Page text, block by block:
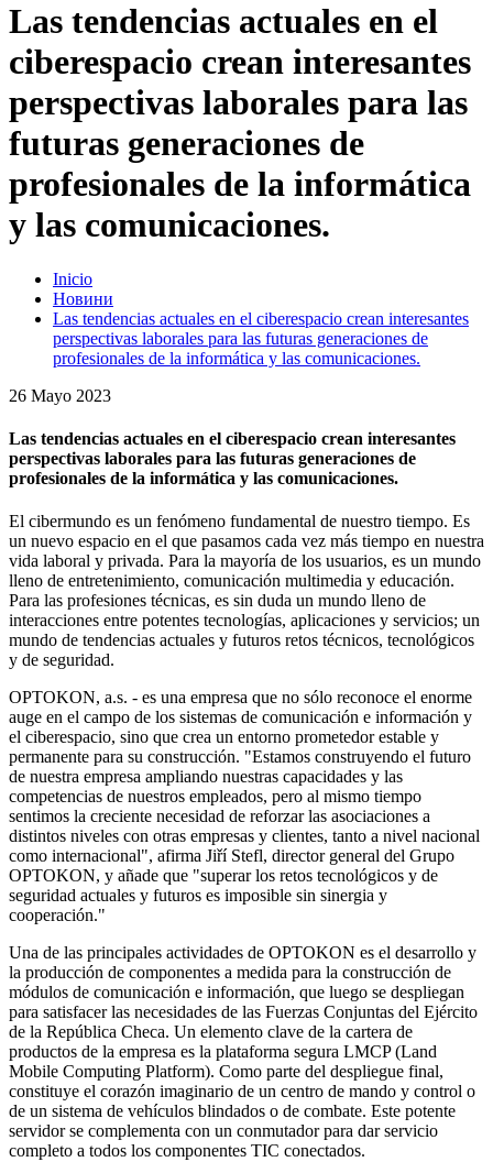
Las tendencias actuales en el
ciberespacio crean interesantes
perspectivas laborales para las
futuras generaciones de
profesionales de la informática
y las comunicaciones.
Inicio
Новини
Las tendencias actuales en el ciberespacio crean interesantes
perspectivas laborales para las futuras generaciones de
profesionales de la informática y las comunicaciones.
26 Mayo 2023
Las tendencias actuales en el ciberespacio crean interesantes
perspectivas laborales para las futuras generaciones de
profesionales de la informática y las comunicaciones.
El cibermundo es un fenómeno fundamental de nuestro tiempo. Es
un nuevo espacio en el que pasamos cada vez más tiempo en nuestra
vida laboral y privada. Para la mayoría de los usuarios, es un mundo
lleno de entretenimiento, comunicación multimedia y educación.
Para las profesiones técnicas, es sin duda un mundo lleno de
interacciones entre potentes tecnologías, aplicaciones y servicios; un
mundo de tendencias actuales y futuros retos técnicos, tecnológicos
y de seguridad.
OPTOKON, a.s. - es una empresa que no sólo reconoce el enorme
auge en el campo de los sistemas de comunicación e información y
el ciberespacio, sino que crea un entorno prometedor estable y
permanente para su construcción. "Estamos construyendo el futuro
de nuestra empresa ampliando nuestras capacidades y las
competencias de nuestros empleados, pero al mismo tiempo
sentimos la creciente necesidad de reforzar las asociaciones a
distintos niveles con otras empresas y clientes, tanto a nivel nacional
como internacional", afirma Jiří Stefl, director general del Grupo
OPTOKON, y añade que "superar los retos tecnológicos y de
seguridad actuales y futuros es imposible sin sinergia y
cooperación."
Una de las principales actividades de OPTOKON es el desarrollo y
la producción de componentes a medida para la construcción de
módulos de comunicación e información, que luego se despliegan
para satisfacer las necesidades de las Fuerzas Conjuntas del Ejército
de la República Checa. Un elemento clave de la cartera de
productos de la empresa es la plataforma segura LMCP (Land
Mobile Computing Platform). Como parte del despliegue final,
constituye el corazón imaginario de un centro de mando y control o
de un sistema de vehículos blindados o de combate. Este potente
servidor se complementa con un conmutador para dar servicio
completo a todos los componentes TIC conectados.